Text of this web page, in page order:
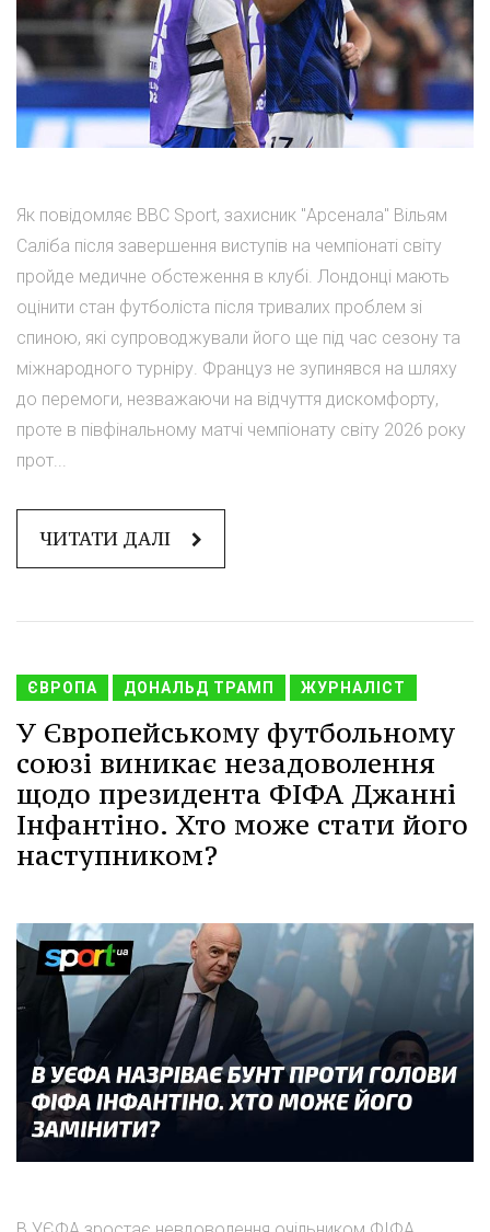
Як повідомляє BBC Sport, захисник "Арсенала" Вільям
Саліба після завершення виступів на чемпіонаті світу
пройде медичне обстеження в клубі. Лондонці мають
оцінити стан футболіста після тривалих проблем зі
спиною, які супроводжували його ще під час сезону та
міжнародного турніру. Француз не зупинявся на шляху
до перемоги, незважаючи на відчуття дискомфорту,
проте в півфінальному матчі чемпіонату світу 2026 року
прот...
ЧИТАТИ ДАЛІ
ЄВРОПА ДОНАЛЬД ТРАМП ЖУРНАЛІСТ
У Європейському футбольному
союзі виникає незадоволення
щодо президента ФІФА Джанні
Інфантіно. Хто може стати його
наступником?